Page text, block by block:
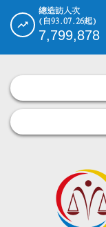
總造訪人次
(自93.07.26起)
7,799,878